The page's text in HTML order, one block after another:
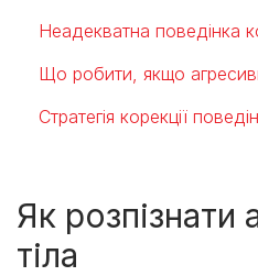
Що робити, якщо
Стратегія корекції
Як розпізнати
тіла